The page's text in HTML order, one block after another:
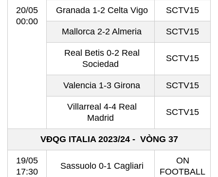
20/05
00:00
Granada 1-2 Celta Vigo SCTV15
Mallorca 2-2 Almeria SCTV15
Real Betis 0-2 Real
Sociedad
SCTV15
Valencia 1-3 Girona SCTV15
Villarreal 4-4 Real
Madrid
SCTV15
VĐQG ITALIA 2023/24 - VÒNG 37
19/05
17:30
Sassuolo 0-1 Cagliari
ON
FOOTBALL